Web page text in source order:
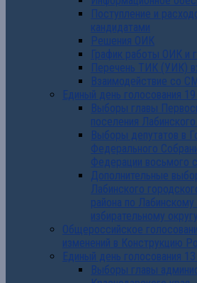
Поступление и
кандидатами
Решения ОИК
График работы ОИК и
Перечень ТИК (УИК)
Взаимодействие со
Единый день голосования
Выборы главы
поселения
Выборы депутатов в
Федерального
Федерации восьмого
Дополнительные
Лабинского
района по
избирательному
Общероссийское
изменений в Конструкцию
Единый день голосования
Выборы главы